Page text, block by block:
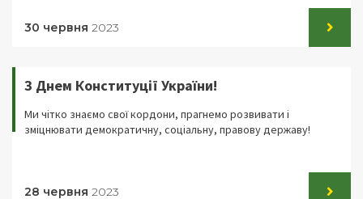
30 червня 2023
З Днем Конституції України!
Ми чітко знаємо свої кордони, прагнемо розвивати і
зміцнювати демократичну, соціальну, правову державу!
28 червня 2023